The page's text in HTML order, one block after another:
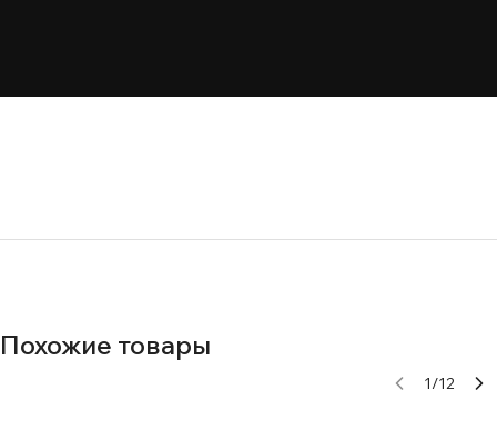
Похожие товары
1/12